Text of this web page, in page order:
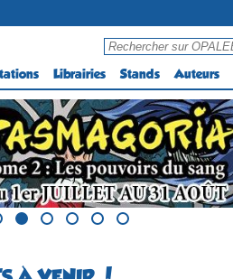
Librairies Stands Auteurs